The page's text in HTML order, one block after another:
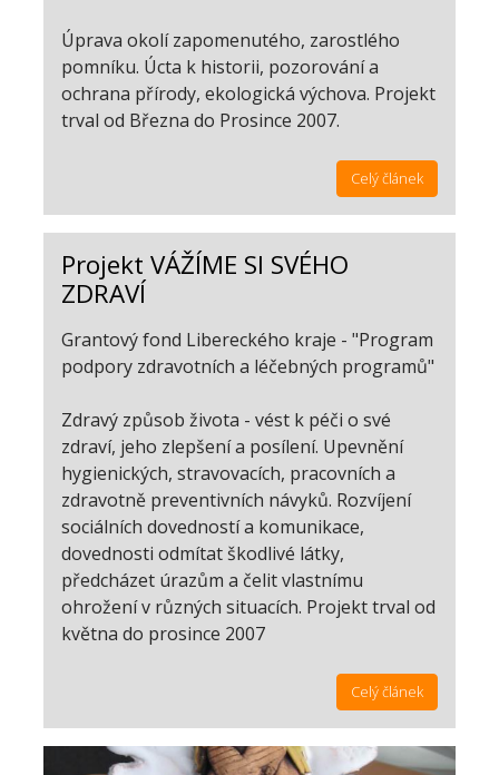
Úprava okolí zapomenutého, zarostlého
pomníku. Úcta k historii, pozorování a
ochrana přírody, ekologická výchova. Projekt
trval od Března do Prosince 2007.
Celý článek
Projekt VÁŽÍME SI SVÉHO
ZDRAVÍ
Grantový fond Libereckého kraje - "Program
podpory zdravotních a léčebných programů"
Zdravý způsob života - vést k péči o své
zdraví, jeho zlepšení a posílení. Upevnění
hygienických, stravovacích, pracovních a
zdravotně preventivních návyků. Rozvíjení
sociálních dovedností a komunikace,
dovednosti odmítat škodlivé látky,
předcházet úrazům a čelit vlastnímu
ohrožení v různých situacích. Projekt trval od
května do prosince 2007
Celý článek